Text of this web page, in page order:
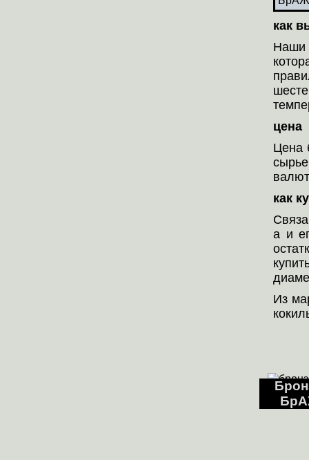
как
Наши
цена
Цена
как
а и
Из